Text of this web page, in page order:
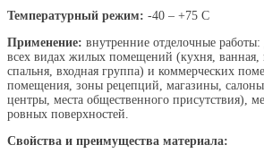
Температурный режим: -40 – +75 С
Применение: внутренние отделочные работы:
всех видах жилых помещений (кухня, ванная,
спальня, входная группа) и коммерческих
помещения, зоны рецепций, магазины,
центры, места общественного присутствия),
ровных поверхностей.
Свойства и преимущества материала: